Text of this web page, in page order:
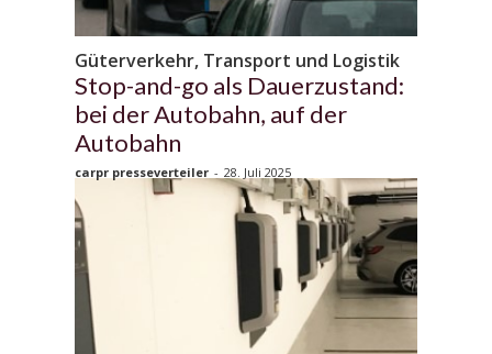
Güterverkehr, Transport und Logistik
Stop-and-go als Dauerzustand:
bei der Autobahn, auf der
Autobahn
carpr presseverteiler - 28. Juli 2025